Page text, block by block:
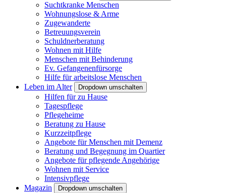
Suchtkranke Menschen
Wohnungslose & Arme
Zugewanderte
Betreuungsverein
Schuldnerberatung
Wohnen mit Hilfe
Menschen mit Behinderung
Ev. Gefangenenfürsorge
Hilfe für arbeitslose Menschen
Leben im Alter
Dropdown umschalten
Hilfen für zu Hause
Tagespflege
Pflegeheime
Beratung zu Hause
Kurzzeitpflege
Angebote für Menschen mit Demenz
Beratung und Begegnung im Quartier
Angebote für pflegende Angehörige
Wohnen mit Service
Intensivpflege
Magazin
Dropdown umschalten